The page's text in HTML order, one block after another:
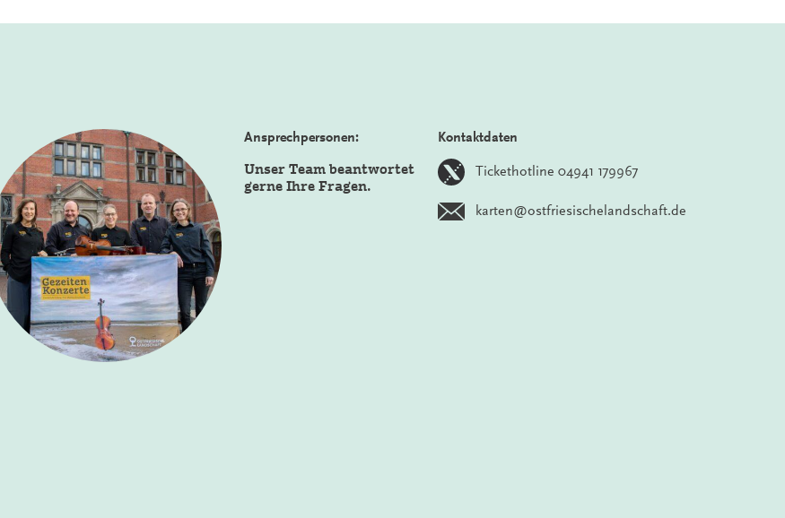
Ansprechpersonen:
Unser Team beantwortet
gerne Ihre Fragen.
Kontaktdaten
Tickethotline 04941 179967
karten@ostfriesischelandschaft.de